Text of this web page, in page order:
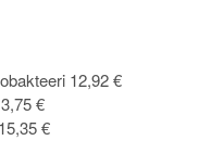
12,92 €
€
€